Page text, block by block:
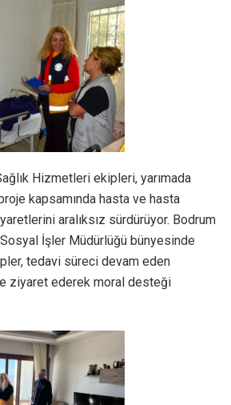
Hizmetleri ekipleri, yarımada
kapsamında hasta ve hasta
aralıksız sürdürüyor. Bodrum
İşler Müdürlüğü bünyesinde
tedavi süreci devam eden
ziyaret ederek moral desteği